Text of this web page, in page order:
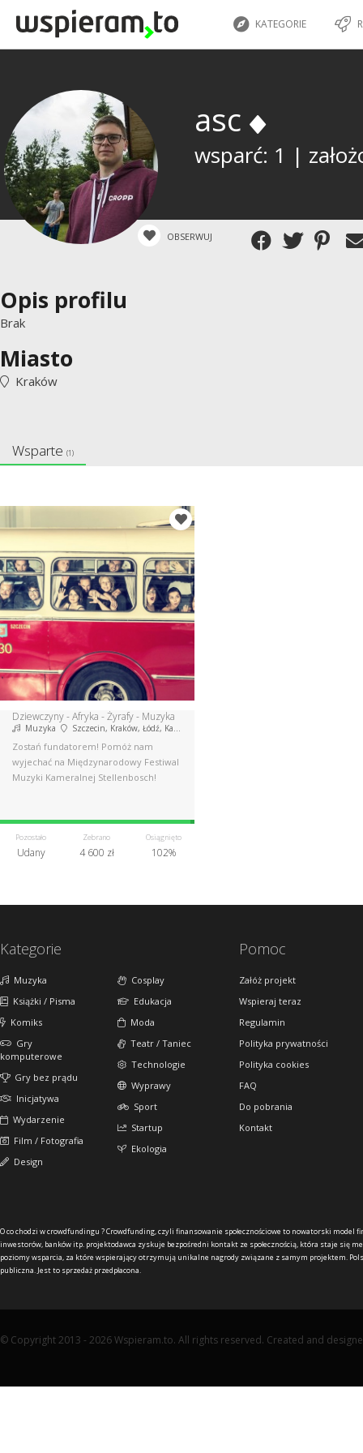
KATEGORIE
asc
wsparć: 1 |
OBSERWUJ
Opis profilu
Brak
Miasto
Kraków
Wsparte (1)
Dziewczyny - Afryka - Żyrafy - Muzyka
Muzyka Szczecin, Kraków, Łódź, Katowice
Zostań fundatorem! Pomóż nam
wyjechać na Międzynarodowy Festiwal
Muzyki Kameralnej Stellenbosch!
Pozostało
Udany
Zebrano
4 600 zł
Osiągnięto
102%
Kategorie
Muzyka
Książki / Pisma
Komiks
Gry
komputerowe
Gry bez prądu
Inicjatywa
Wydarzenie
Film / Fotografia
Design
Cosplay
Edukacja
Moda
Teatr / Taniec
Technologie
Wyprawy
Sport
Startup
Ekologia
Pomoc
Załóż projekt
Wspieraj teraz
Regulamin
Polityka prywatności
Polityka cookies
FAQ
Do pobrania
Kontakt
O co chodzi w crowdfundingu ?Crowdfunding, czyli finansowanie społecznościowe to nowatorski model
inwestorów, banków itp. projektodawca zyskuje bezpośredni kontakt ze społecznością, która staje się
poziomy wsparcia, za które wspierający otrzymują unikalne nagrody związane z samym projektem.
publiczna. Jest to sprzedaż przedpłacona.
© Copyright 2013 - 2026 Wspieram.to. All rights reserved. Created and